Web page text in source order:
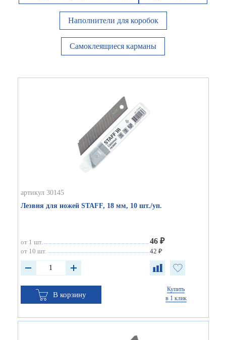
Наполнители для коробок
Самоклеящиеся карманы
артикул 30145
Лезвия для ножей STAFF, 18 мм, 10 шт./уп.
от 1 шт. 46 ₽
от 10 шт. 42 ₽
В корзину
Купить
в 1 клик